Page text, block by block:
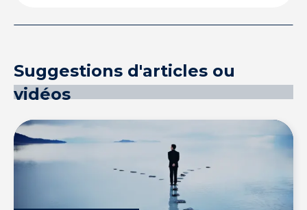
Suggestions d'articles ou
vidéos